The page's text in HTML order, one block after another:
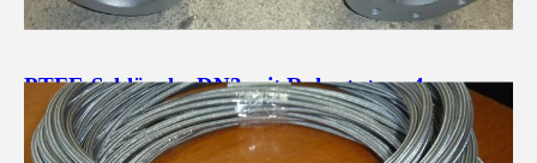
PTFE-Schläuche DN3 mit Rohrstutzen 4mm